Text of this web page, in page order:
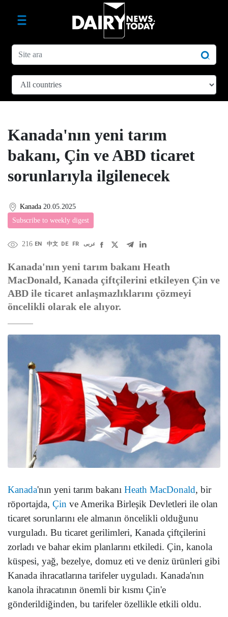
Kanada'nın yeni tarım
bakanı, Çin ve ABD ticaret
sorunlarıyla ilgilenecek
Kanada 20.05.2025
Subscribe to weekly digest
216 EN 中文 DE FR عربى
Kanada'nın yeni tarım bakanı Heath
MacDonald, Kanada çiftçilerini etkileyen Çin ve
ABD ile ticaret anlaşmazlıklarını çözmeyi
öncelikli olarak ele alıyor.
Kanada'nın yeni tarım bakanı Heath MacDonald, bir
röportajda, Çin ve Amerika Birleşik Devletleri ile olan
ticaret sorunlarını ele almanın öncelikli olduğunu
vurguladı. Bu ticaret gerilimleri, Kanada çiftçilerini
zorladı ve bahar ekim planlarını etkiledi. Çin, kanola
küspesi, yağ, bezelye, domuz eti ve deniz ürünleri gibi
Kanada ihracatlarına tarifeler uyguladı. Kanada'nın
kanola ihracatının önemli bir kısmı Çin'e
gönderildiğinden, bu tarifeler özellikle etkili oldu.